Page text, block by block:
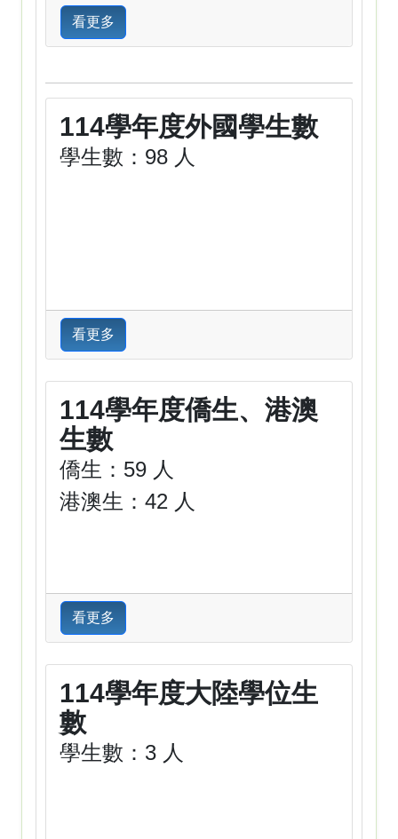
看更多
114學年度外國學生數
學生數：98 人
看更多
114學年度僑生、港澳
生數
僑生：59 人
港澳生：42 人
看更多
114學年度大陸學位生
數
學生數：3 人